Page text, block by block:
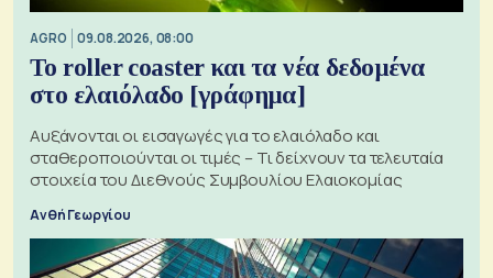
AGRO 09.08.2026, 08:00
Το roller coaster και τα νέα δεδομένα
στο ελαιόλαδο [γράφημα]
Αυξάνονται οι εισαγωγές για το ελαιόλαδο και
σταθεροποιούνται οι τιμές – Τι δείχνουν τα τελευταία
στοιχεία του Διεθνούς Συμβουλίου Ελαιοκομίας
Ανθή Γεωργίου